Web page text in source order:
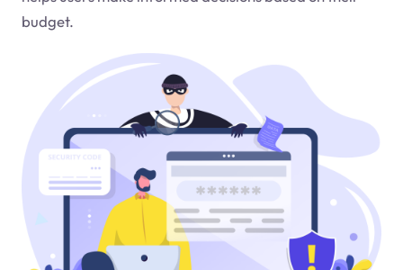
budget.